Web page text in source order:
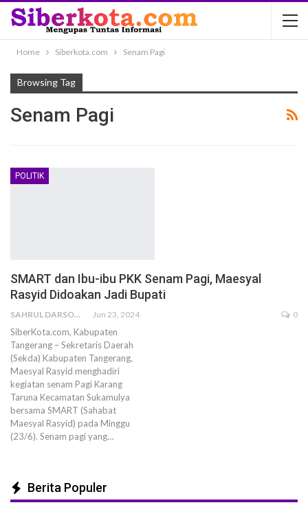
Home Siberkota.com Senam Pagi
Browsing Tag
Senam Pagi
POLITIK
SMART dan Ibu-ibu PKK Senam Pagi, Maesyal
Rasyid Didoakan Jadi Bupati
SAHRUL DARSONO Jun 23, 2024 0
SiberKota.com, Kabupaten
Tangerang – Sekretaris Daerah
(Sekda) Kabupaten Tangerang,
Maesyal Rasyid menghadiri
kegiatan senam Pagi Karang
Taruna Kecamatan Sukamulya
bersama SMART (Sahabat
Maesyal Rasyid) pada Minggu
(23/6). Senam pagi yang…
Berita Populer